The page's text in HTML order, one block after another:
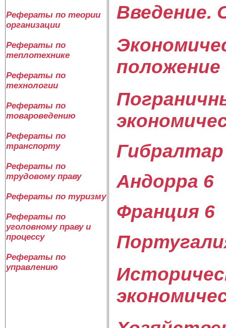
Рефераты по теории
организации
Рефераты по
теплотехнике
Рефераты по
технологии
Рефераты по
товароведению
Рефераты по
транспорту
Рефераты по
трудовому праву
Рефераты по туризму
Рефераты по
уголовному праву и
процессу
Рефераты по
управлению
Введение.
Гибралтар
Андорра 6
Франция 6